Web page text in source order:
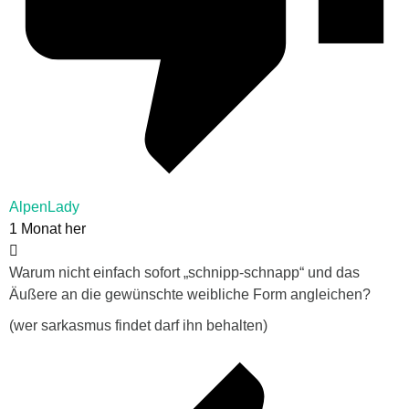
AlpenLady
1 Monat her
Warum nicht einfach sofort „schnipp-schnapp“ und das
Äußere an die gewünschte weibliche Form angleichen?
(wer sarkasmus findet darf ihn behalten)